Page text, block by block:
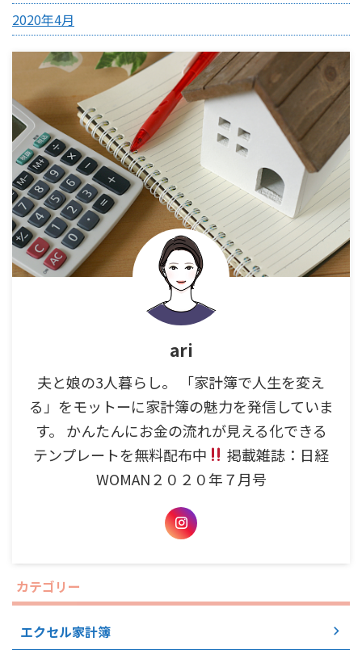
2020年4月
ari
夫と娘の3人暮らし。 「家計簿で人生を変え
る」をモットーに家計簿の魅力を発信していま
す。 かんたんにお金の流れが見える化できる
テンプレートを無料配布中
掲載雑誌：日経
WOMAN２０２０年７月号
カテゴリー
エクセル家計簿